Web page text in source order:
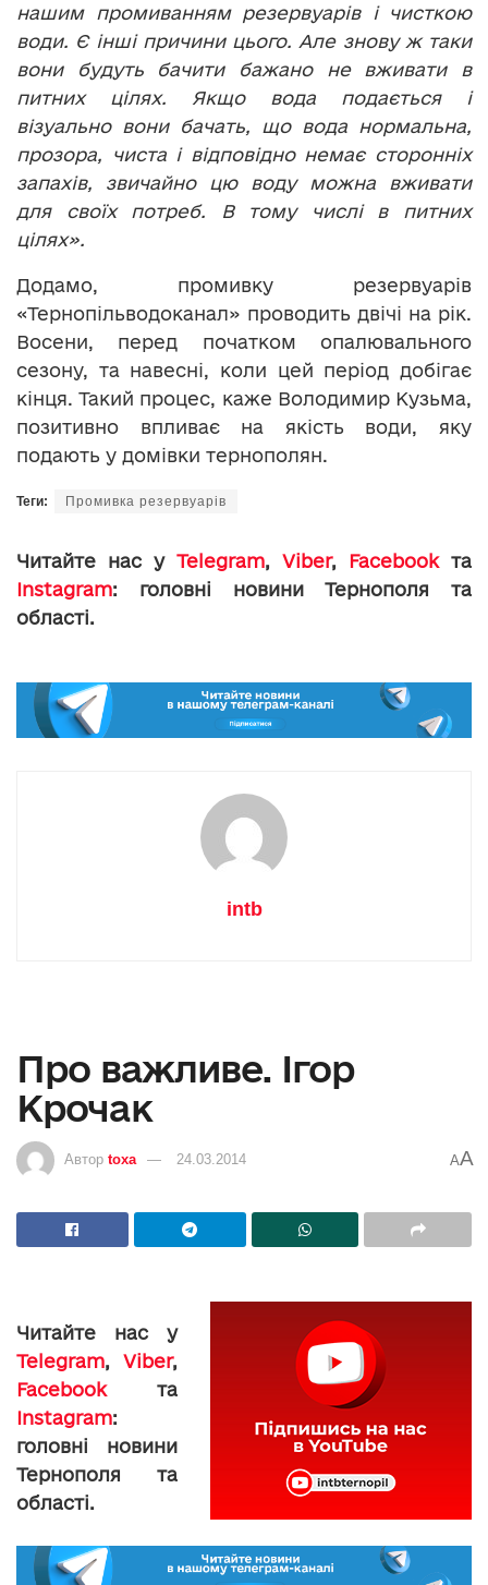
нашим промиванням резервуарів і чисткою
води. Є інші причини цього. Але знову ж таки
вони будуть бачити бажано не вживати в
питних цілях. Якщо вода подається і
візуально вони бачать, що вода нормальна,
прозора, чиста і відповідно немає сторонніх
запахів, звичайно цю воду можна вживати
для своїх потреб. В тому числі в питних
цілях».
Додамо, промивку резервуарів
«Тернопільводоканал» проводить двічі на рік.
Восени, перед початком опалювального
сезону, та навесні, коли цей період добігає
кінця. Такий процес, каже Володимир Кузьма,
позитивно впливає на якість води, яку
подають у домівки тернополян.
Теги: Промивка резервуарів
Читайте нас у Telegram, Viber, Facebookта
Instagram: головні новини Тернополя та
області.
intb
Про важливе. Ігор
Крочак
Автор toxa 24.03.2014 AA
Читайте нас у
Telegram, Viber,
Facebookта
Instagram:
головні новини
Тернополя та
області.